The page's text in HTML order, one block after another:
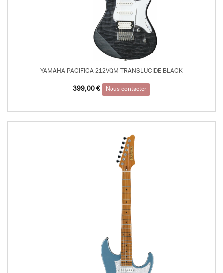
YAMAHA PACIFICA 212VQM TRANSLUCIDE BLACK
399,00 € Nous contacter